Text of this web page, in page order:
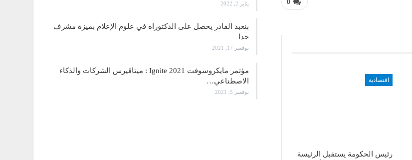
0
اقتصادية
رئيس الحكومة يستقبل الرئيسة
يناير 2, 2022
بنعبد القادر يحصل على الدكتوراه في علوم الإعلام بميزة مشرف
جدا
نوفمبر 17, 2021
مؤتمر مايكروسوفت Ignite 2021 : ميتاڤيرس الشركات والذكاء
الاصطناعي…
نوفمبر 5, 2021